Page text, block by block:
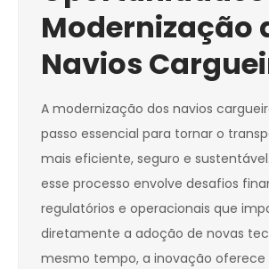
Modernização
Navios
A modernização dos navios
passo essencial para tornar o
mais eficiente, seguro e
esse processo envolve desafios
regulatórios e operacionais que
diretamente a adoção de novas
mesmo tempo, a inovação oferece